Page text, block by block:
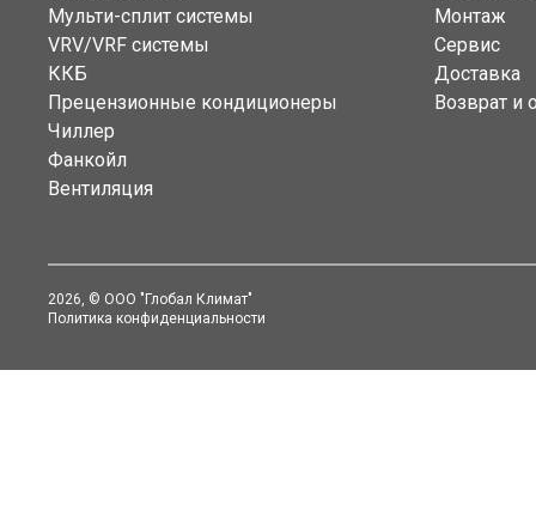
Мульти-сплит системы
VRV/VRF системы
ККБ
Прецензионные кондиционеры
Чиллер
Фанкойл
Вентиляция
Монтаж
Сервис
Доставка
Возврат и
2026, © ООО "Глобал Климат"
Политика конфиденциальности